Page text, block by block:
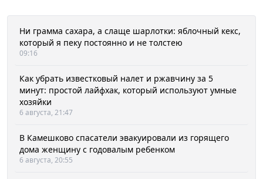
Ни грамма сахара, а слаще шарлотки: яблочный кекс,
который я пеку постоянно и не толстею
09:16
Как убрать известковый налет и ржавчину за 5
минут: простой лайфхак, который используют умные
хозяйки
6 августа, 21:47
В Камешково спасатели эвакуировали из горящего
дома женщину с годовалым ребенком
6 августа, 20:55